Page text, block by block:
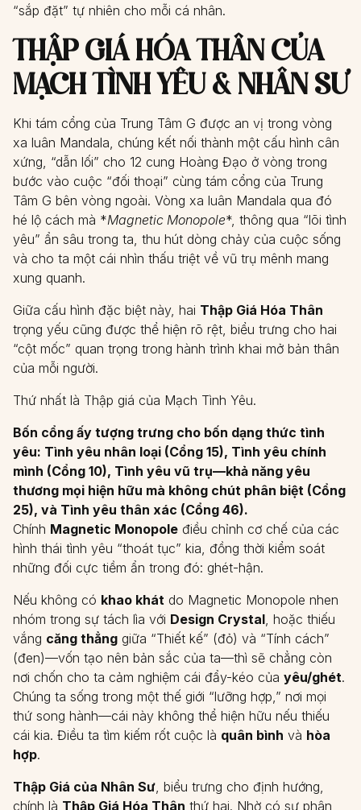
“sắp đặt” tự nhiên cho mỗi cá nhân.
THẬP GIÁ HÓA THÂN CỦA
MẠCH TÌNH YÊU & NHÂN SƯ
Khi tám cổng của Trung Tâm G được an vị trong vòng
xa luân Mandala, chúng kết nối thành một cấu hình cân
xứng, “dẫn lối” cho 12 cung Hoàng Đạo ở vòng trong
bước vào cuộc “đối thoại” cùng tám cổng của Trung
Tâm G bên vòng ngoài. Vòng xa luân Mandala qua đó
hé lộ cách mà *Magnetic Monopole*, thông qua “lõi tình
yêu” ẩn sâu trong ta, thu hút dòng chảy của cuộc sống
và cho ta một cái nhìn thấu triệt về vũ trụ mênh mang
xung quanh.
Giữa cấu hình đặc biệt này, hai Thập Giá Hóa Thân
trọng yếu cũng được thể hiện rõ rệt, biểu trưng cho hai
“cột mốc” quan trọng trong hành trình khai mở bản thân
của mỗi người.
Thứ nhất là Thập giá của Mạch Tình Yêu.
Bốn cổng ấy tượng trưng cho bốn dạng thức tình
yêu: Tình yêu nhân loại (Cổng 15), Tình yêu chính
mình (Cổng 10), Tình yêu vũ trụ—khả năng yêu
thương mọi hiện hữu mà không chút phân biệt (Cổng
25), và Tình yêu thân xác (Cổng 46).
Chính Magnetic Monopole điều chỉnh cơ chế của các
hình thái tình yêu “thoát tục” kia, đồng thời kiểm soát
những đối cực tiềm ẩn trong đó: ghét-hận.
Nếu không có khao khát do Magnetic Monopole nhen
nhóm trong sự tách lìa với Design Crystal , hoặc thiếu
vắng căng thẳng giữa “Thiết kế” (đỏ) và “Tính cách”
(đen)—vốn tạo nên bản sắc của ta—thì sẽ chẳng còn
nơi chốn cho ta cảm nghiệm cái đẩy-kéo của yêu/ghét.
Chúng ta sống trong một thế giới “lưỡng hợp,” nơi mọi
thứ song hành—cái này không thể hiện hữu nếu thiếu
cái kia. Điều ta tìm kiếm rốt cuộc là quân bình và hòa
hợp.
Thập Giá của Nhân Sư , biểu trưng cho định hướng,
chính là Thập Giá Hóa Thân thứ hai. Nhờ có sự phân